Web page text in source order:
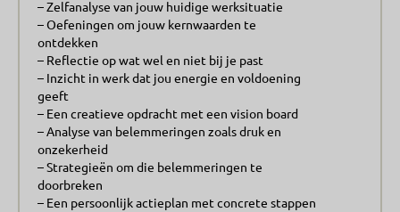
– Zelfanalyse van jouw huidige werksituatie
– Oefeningen om jouw kernwaarden te
ontdekken
– Reflectie op wat wel en niet bij je past
– Inzicht in werk dat jou energie en voldoening
geeft
– Een creatieve opdracht met een vision board
– Analyse van belemmeringen zoals druk en
onzekerheid
– Strategieën om die belemmeringen te
doorbreken
– Een persoonlijk actieplan met concrete stappen